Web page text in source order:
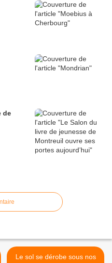
de
Le sol se dérobe sous nos